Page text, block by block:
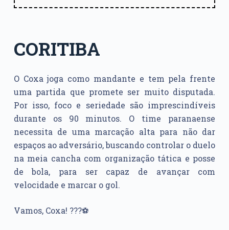
CORITIBA
O Coxa joga como mandante e tem pela frente
uma partida que promete ser muito disputada.
Por isso, foco e seriedade são imprescindíveis
durante os 90 minutos. O time paranaense
necessita de uma marcação alta para não dar
espaços ao adversário, buscando controlar o duelo
na meia cancha com organização tática e posse
de bola, para ser capaz de avançar com
velocidade e marcar o gol.
Vamos, Coxa! ???⚽️